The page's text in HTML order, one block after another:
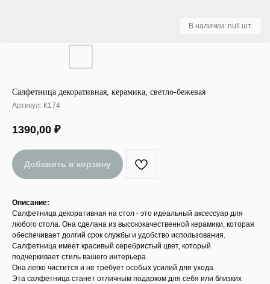
Салфетница декоративная, керамика, светло-бежевая
Артикул: К174
1390,00 ₽
Добавить в корзину
Описание:
Салфетница декоративная на стол - это идеальный аксессуар для
любого стола. Она сделана из высококачественной керамики, которая
обеспечивает долгий срок службы и удобство использования.
Салфетница имеет красивый серебристый цвет, который
подчеркивает стиль вашего интерьера.
Она легко чистится и не требует особых усилий для ухода.
Эта салфетница станет отличным подарком для себя или близких